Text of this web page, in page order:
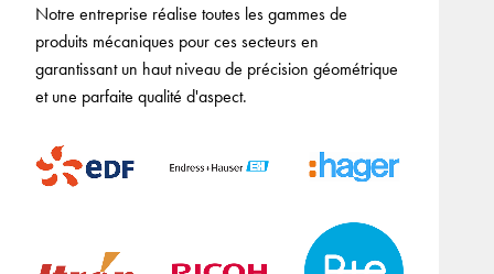
Notre entreprise réalise toutes les gammes de
produits mécaniques pour ces secteurs en
garantissant un haut niveau de précision géométrique
et une parfaite qualité d'aspect.